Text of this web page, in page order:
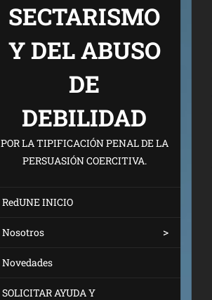
SECTARISMO
Y DEL ABUSO
DE
DEBILIDAD
POR LA TIPIFICACIÓN PENAL DE LA
PERSUASIÓN COERCITIVA.
RedUNE INICIO
Nosotros
Novedades
SOLICITAR AYUDA Y